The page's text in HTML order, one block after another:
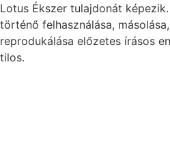
Lotus Ékszer tulajdonát
történő felhasználása,
reprodukálása előzetes írásos
tilos.